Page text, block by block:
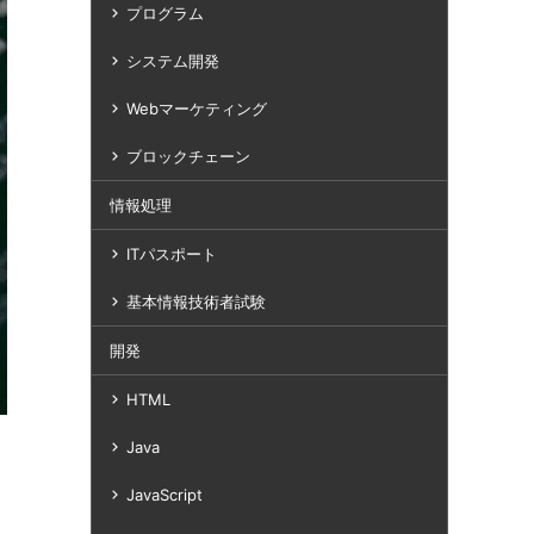
プログラム
システム開発
Webマーケティング
ブロックチェーン
情報処理
ITパスポート
基本情報技術者試験
開発
HTML
Java
JavaScript